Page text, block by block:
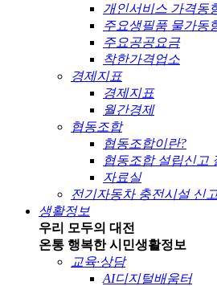
개인서비스 가격동
주요생필품 물가동
주요공공요금
착한가격업소
경제지표
경제지표
월간경제
협동조합
협동조합이란?
협동조합 설립신고
자료실
전기자동차 충전시설 신
생활정보
우리 모두의 대전
온통 행복한 시민생활정보
교육·상담
AI디지털배움터